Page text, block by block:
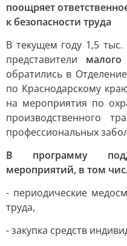
поощряет
к безопасности труда
В текущем году 1,5
представители
обратились в
по Краснодарскому
на мероприятия по
производственного
профессиональных
В программу
мероприятий, в том
- периодические
труда,
- закупка средств